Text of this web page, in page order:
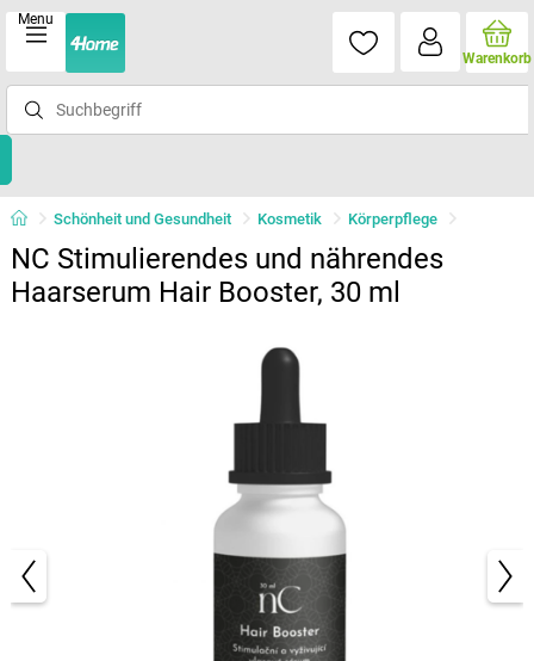
Menu
Warenkorb
Schönheit und Gesundheit Kosmetik Körperpflege
NC Stimulierendes und nährendes
Haarserum Hair Booster, 30 ml